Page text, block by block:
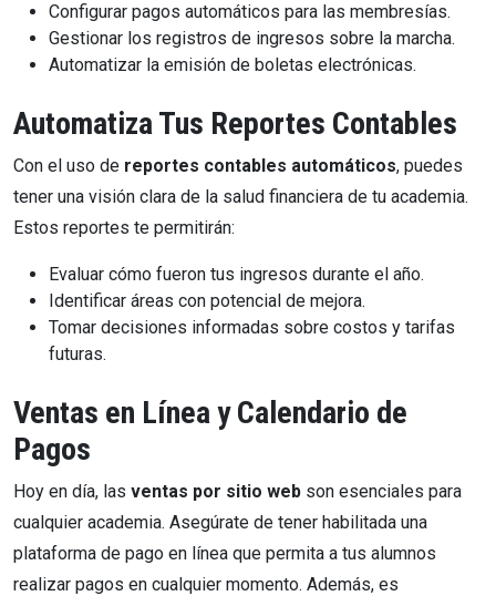
Configurar pagos automáticos para las membresías.
Gestionar los registros de ingresos sobre la marcha.
Automatizar la emisión de boletas electrónicas.
Automatiza Tus Reportes Contables
Con el uso de reportes contables automáticos, puedes
tener una visión clara de la salud financiera de tu academia.
Estos reportes te permitirán:
Evaluar cómo fueron tus ingresos durante el año.
Identificar áreas con potencial de mejora.
Tomar decisiones informadas sobre costos y tarifas
futuras.
Ventas en Línea y Calendario de
Pagos
Hoy en día, las ventas por sitio web son esenciales para
cualquier academia. Asegúrate de tener habilitada una
plataforma de pago en línea que permita a tus alumnos
realizar pagos en cualquier momento. Además, es